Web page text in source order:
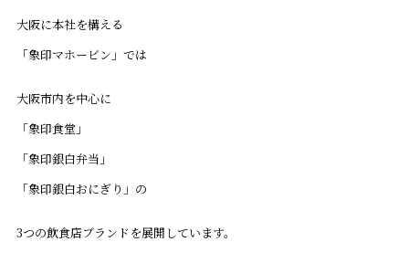
大阪に本社を構える
「象印マホービン」では
大阪市内を中心に
「象印食堂」
「象印銀白弁当」
「象印銀白おにぎり」の
3つの飲食店ブランドを展開しています。